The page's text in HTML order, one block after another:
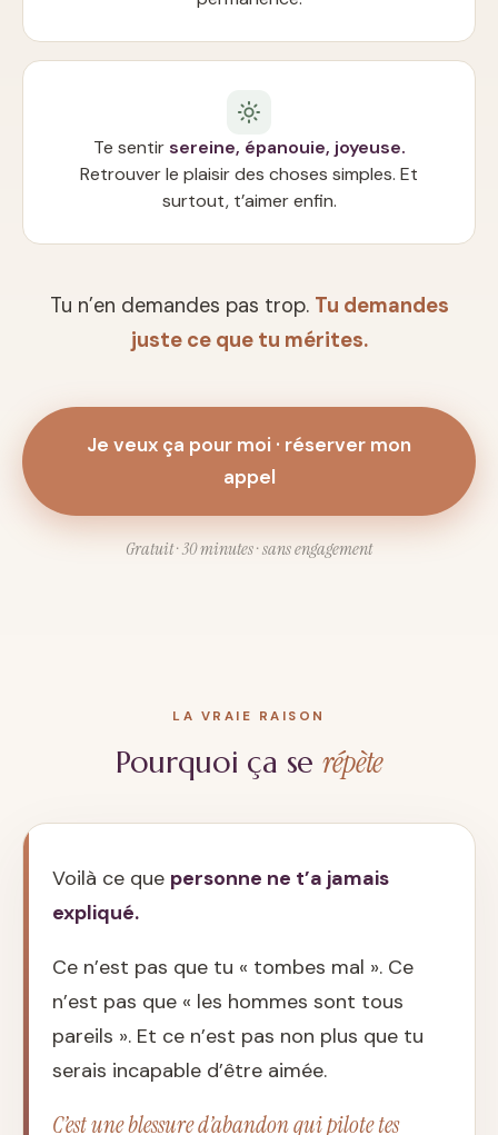
Te sentirsereine, épanouie, joyeuse.
Retrouver le plaisir des choses simples. Et
surtout, t’aimer enfin.
Tu n’en demandes pas trop. Tu demandes
juste ce que tu mérites.
Je veux ça pour moi · réserver mon
appel
Gratuit · 30 minutes · sans engagement
LA VRAIE RAISON
Pourquoi ça se répète
Voilà ce que personne ne t’a jamais
expliqué.
Ce n’est pas que tu « tombes mal ». Ce
n’est pas que « les hommes sont tous
pareils ». Et ce n’est pas non plus que tu
serais incapable d’être aimée.
C’est une blessure d’abandon qui pilote tes